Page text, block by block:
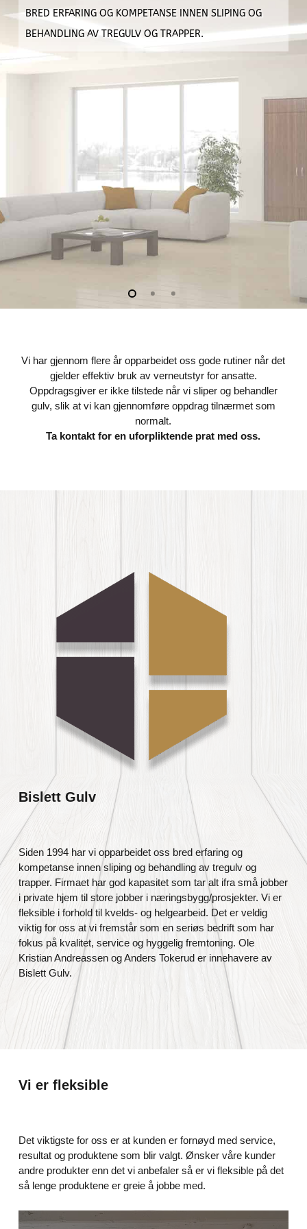
BRED ERFARING OG KOMPETANSE INNEN SLIPING OG
BEHANDLING AV TREGULV OG TRAPPER.
Vi har gjennom flere år opparbeidet oss gode rutiner når det
gjelder effektiv bruk av verneutstyr for ansatte.
Oppdragsgiver er ikke tilstede når vi sliper og behandler
gulv, slik at vi kan gjennomføre oppdrag tilnærmet som
normalt.
Ta kontakt for en uforpliktende prat med oss.
Bislett Gulv
Siden 1994 har vi opparbeidet oss bred erfaring og
kompetanse innen sliping og behandling av tregulv og
trapper. Firmaet har god kapasitet som tar alt ifra små jobber
i private hjem til store jobber i næringsbygg/prosjekter. Vi er
fleksible i forhold til kvelds- og helgearbeid. Det er veldig
viktig for oss at vi fremstår som en seriøs bedrift som har
fokus på kvalitet, service og hyggelig fremtoning.Ole
Kristian Andreassen og Anders Tokerud er innehavere av
Bislett Gulv.
Vi er fleksible
Det viktigste for oss er at kunden er fornøyd med service,
resultat og produktene som blir valgt. Ønsker våre kunder
andre produkter enn det vi anbefaler så er vi fleksible på det
så lenge produktene er greie å jobbe med.